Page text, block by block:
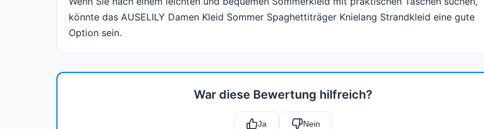
könnte das AUSELILY Damen Kleid Sommer Spaghettiträger Knielang Strandkleid eine gute
Option sein.
War diese Bewertung hilfreich?
Ja Nein